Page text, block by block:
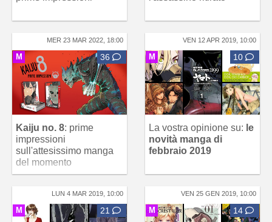
MER 23 MAR 2022, 18:00
M 36
Kaiju no. 8: prime
impressioni
sull'attesissimo manga
del momento
VEN 12 APR 2019, 10:00
M 10
La vostra opinione su: le
novità manga di
febbraio 2019
LUN 4 MAR 2019, 10:00
M 21
VEN 25 GEN 2019, 10:00
M 14